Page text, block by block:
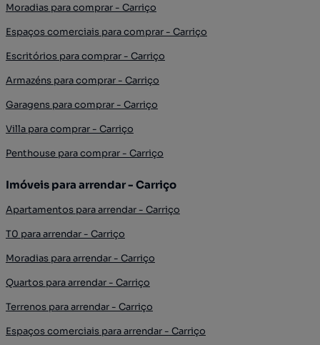
Moradias para comprar - Carriço
Espaços comerciais para comprar - Carriço
Escritórios para comprar - Carriço
Armazéns para comprar - Carriço
Garagens para comprar - Carriço
Villa para comprar - Carriço
Penthouse para comprar - Carriço
Imóveis para arrendar - Carriço
Apartamentos para arrendar - Carriço
T0 para arrendar - Carriço
Moradias para arrendar - Carriço
Quartos para arrendar - Carriço
Terrenos para arrendar - Carriço
Espaços comerciais para arrendar - Carriço